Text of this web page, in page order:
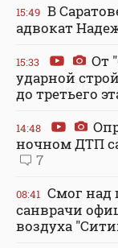
15:49 В
адвокат
15:33
От
ударной
до третьего
14:48
ночном ДТП
7
08:41 Смог над
санврачи
воздуха